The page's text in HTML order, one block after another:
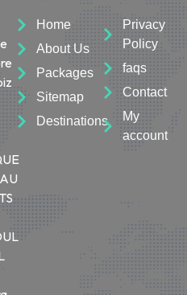
Home
About Us
Packages
Sitemap
Destinations
Privacy
Policy
faqs
Contact
My
account